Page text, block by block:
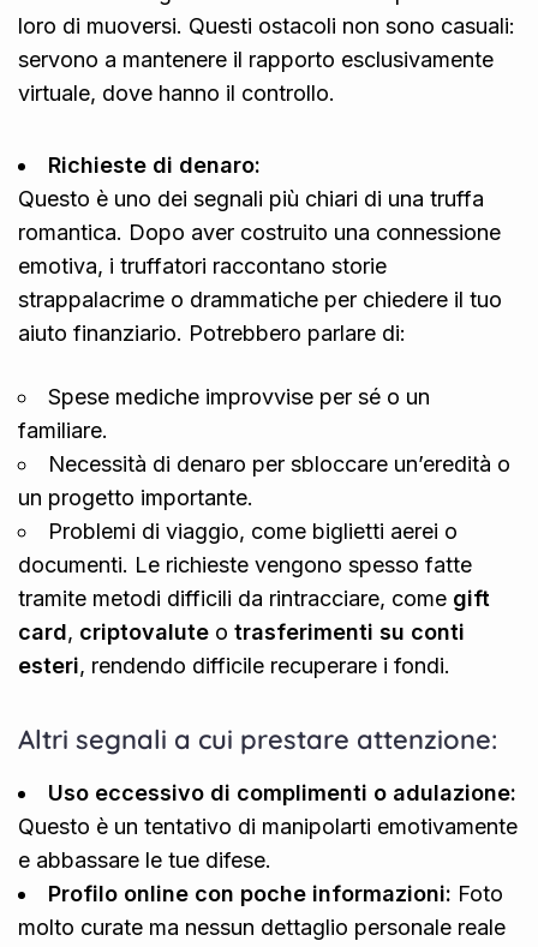
loro di muoversi. Questi ostacoli non sono casuali:
servono a mantenere il rapporto esclusivamente
virtuale, dove hanno il controllo.
Richieste di denaro:
Questo è uno dei segnali più chiari di una truffa
romantica. Dopo aver costruito una connessione
emotiva, i truffatori raccontano storie
strappalacrime o drammatiche per chiedere il tuo
aiuto finanziario. Potrebbero parlare di:
Spese mediche improvvise per sé o un
familiare.
Necessità di denaro per sbloccare un’eredità o
un progetto importante.
Problemi di viaggio, come biglietti aerei o
documenti. Le richieste vengono spesso fatte
tramite metodi difficili da rintracciare, come gift
card, criptovalute o trasferimenti su conti
esteri, rendendo difficile recuperare i fondi.
Altri segnali a cui prestare attenzione:
Uso eccessivo di complimenti o adulazione:
Questo è un tentativo di manipolarti emotivamente
e abbassare le tue difese.
Profilo online con poche informazioni: Foto
molto curate ma nessun dettaglio personale reale